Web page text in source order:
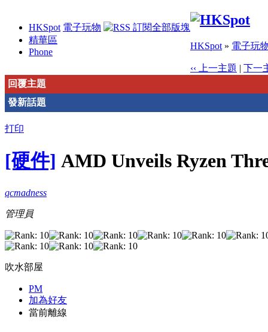
HKSpot 電子玩物
精華區
Phone
HKSpot » 電子玩
‹‹ 上一主題 | 下一
回覆主題
發新話題
打印
[硬件] AMD Unveils Ryzen
qcmadness
管理員
吹水部屋
PM
加為好友
當前離線